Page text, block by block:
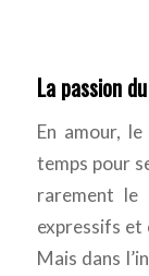
La passion
En amour,
temps pour
rarement le
expressifs et
Mais dans